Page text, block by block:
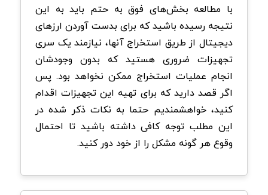
با مطالعه بخش‌های فوق به حتم باید به این
نتیجه رسیده باشید که برای بدست آوردن ارزهای
دیجیتال از طریق استخراج آنها، نیازمند یک سری
تجهیزات ضروری هستید که بدون وجودشان
انجام عملیات استخراج ممکن نخواهد بود. پس
اگر قصد دارید که برای تهیه این تجهیزات اقدام
کنید، خواهشمندیم حتما به نکات ذکر شده در
این مطلب توجه کافی داشته باشید تا احتمال
وقوع هر گونه مشکل را از خود دور کنید.